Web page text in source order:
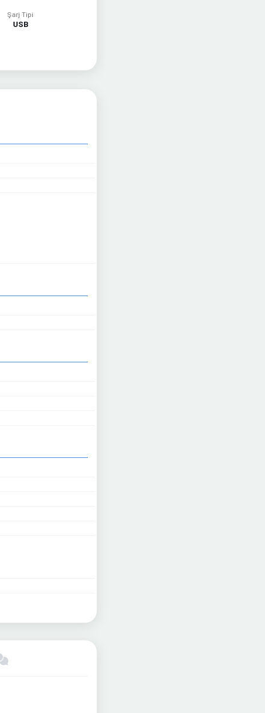
Şarj Tipi
USB